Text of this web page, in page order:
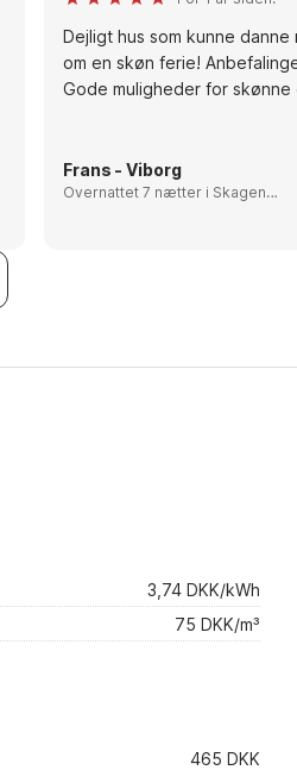
Dejligt hus som kunne danne
om en skøn ferie!
Gode muligheder for skønne
Frans - Viborg
Overnattet 7 nætter i Skagen
3,74 DKK/kWh
75 DKK/m³
465 DKK